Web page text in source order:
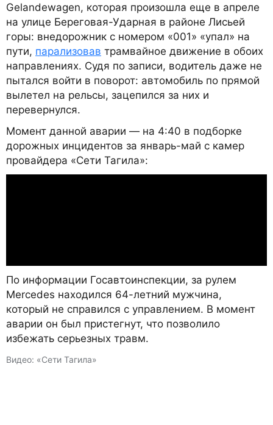
Gelandewagen, которая произошла еще в апреле
на улице Береговая-Ударная в районе Лисьей
горы: внедорожник с номером «001» «упал» на
пути, парализовав трамвайное движение в обоих
направлениях. Судя по записи, водитель даже не
пытался войти в поворот: автомобиль по прямой
вылетел на рельсы, зацепился за них и
перевернулся.
Момент данной аварии — на 4:40 в подборке
дорожных инцидентов за январь-май с камер
провайдера «Сети Тагила»:
По информации Госавтоинспекции, за рулем
Mercedes находился 64-летний мужчина,
который не справился с управлением. В момент
аварии он был пристегнут, что позволило
избежать серьезных травм.
Видео: «Сети Тагила»